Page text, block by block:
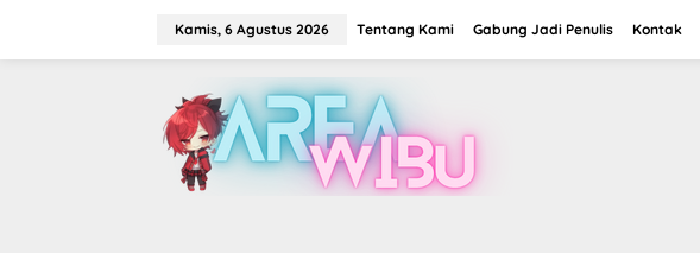
Kamis, 6 Agustus 2026 Tentang Kami Gabung Jadi Penulis Kontak